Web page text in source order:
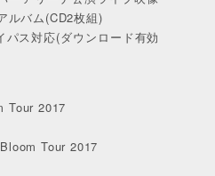
ルバム(CD2枚組)
ス対応(ダウンロード有効
Tour 2017
Tour 2017